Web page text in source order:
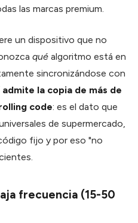
las marcas premium.
un dispositivo que no
qué algoritmo está en
sincronizándose con
admite la copia de más de
code: es el dato que
de supermercado,
fijo y por eso "no
frecuencia (15-50